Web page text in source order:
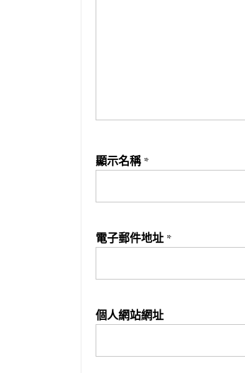
顯示名稱 *
電子郵件地址 *
個人網站網址